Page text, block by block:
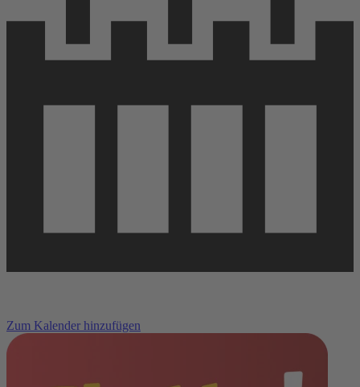
Zum Kalender hinzufügen